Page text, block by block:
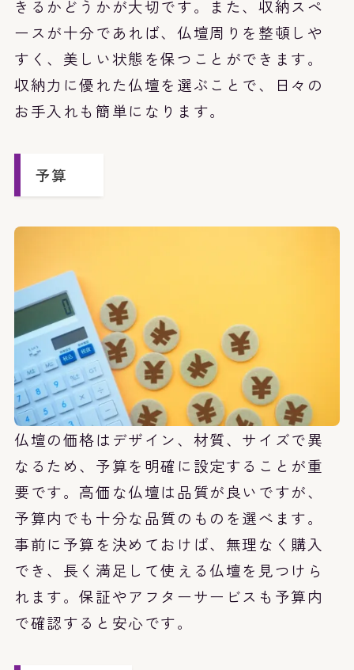
きるかどうかが大切です。また、収納スペ
ースが十分であれば、仏壇周りを整頓しや
すく、美しい状態を保つことができます。
収納力に優れた仏壇を選ぶことで、日々の
お手入れも簡単になります。
予算
仏壇の価格はデザイン、材質、サイズで異
なるため、予算を明確に設定することが重
要です。高価な仏壇は品質が良いですが、
予算内でも十分な品質のものを選べます。
事前に予算を決めておけば、無理なく購入
でき、長く満足して使える仏壇を見つけら
れます。保証やアフターサービスも予算内
で確認すると安心です。